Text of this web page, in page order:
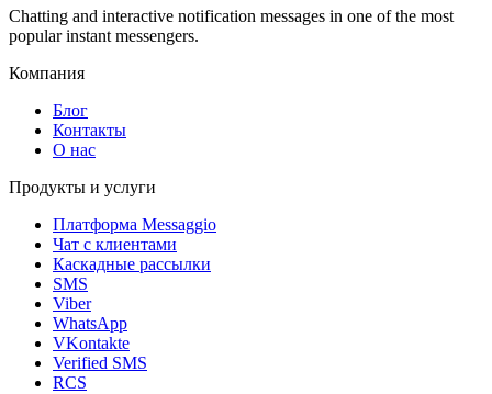
Chatting and interactive notification messages in one of the most
popular instant messengers.
Компания
Блог
Контакты
О нас
Продукты и услуги
Платформа Messaggio
Чат с клиентами
Каскадные рассылки
SMS
Viber
WhatsApp
VKontakte
Verified SMS
RCS